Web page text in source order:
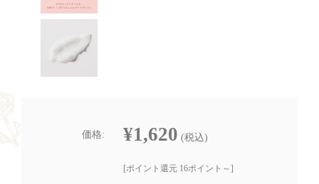
価格: ¥1,620 (税込)
[ポイント還元 16ポイント～]